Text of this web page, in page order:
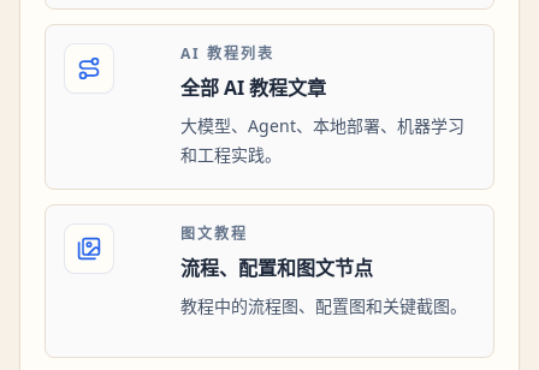
AI 教程列表
全部 AI 教程文章
大模型、Agent、本地部署、机器学习
和工程实践。
图文教程
流程、配置和图文节点
教程中的流程图、配置图和关键截图。